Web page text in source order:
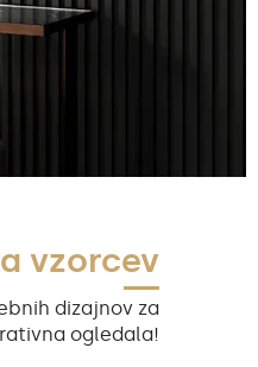
vzorcev
dizajnov za
ogledala!